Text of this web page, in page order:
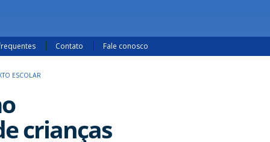
Contato Fale conosco
ESCOLAR
crianças